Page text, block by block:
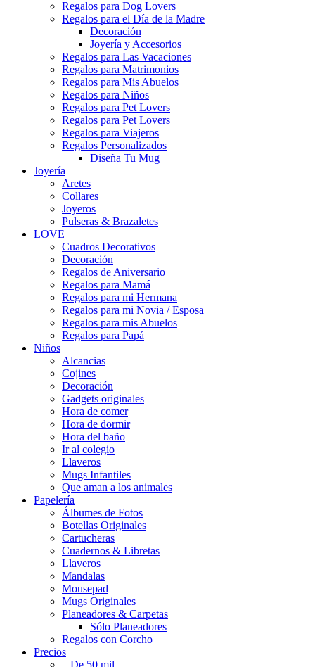
Regalos para Dog Lovers
Regalos para el Día de la Madre
Decoración
Joyería y Accesorios
Regalos para Las Vacaciones
Regalos para Matrimonios
Regalos para Mis Abuelos
Regalos para Niños
Regalos para Pet Lovers
Regalos para Pet Lovers
Regalos para Viajeros
Regalos Personalizados
Diseña Tu Mug
Joyería
Aretes
Collares
Joyeros
Pulseras & Brazaletes
LOVE
Cuadros Decorativos
Decoración
Regalos de Aniversario
Regalos para Mamá
Regalos para mi Hermana
Regalos para mi Novia / Esposa
Regalos para mis Abuelos
Regalos para Papá
Niños
Alcancias
Cojines
Decoración
Gadgets originales
Hora de comer
Hora de dormir
Hora del baño
Ir al colegio
Llaveros
Mugs Infantiles
Que aman a los animales
Papelería
Álbumes de Fotos
Botellas Originales
Cartucheras
Cuadernos & Libretas
Llaveros
Mandalas
Mousepad
Mugs Originales
Planeadores & Carpetas
Sólo Planeadores
Regalos con Corcho
Precios
– De 50 mil